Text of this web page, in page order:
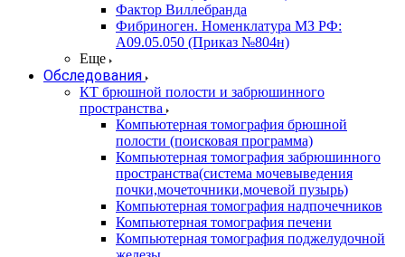
Фактор Виллебранда
Фибриноген. Номенклатура МЗ РФ:
A09.05.050 (Приказ №804н)
Еще
Обследования
КТ брюшной полости и забрюшинного
пространства
Компьютерная томография брюшной
полости (поисковая программа)
Компьютерная томография забрюшинного
пространства(система мочевыведения
почки,мочеточники,мочевой пузырь)
Компьютерная томография надпочечников
Компьютерная томография печени
Компьютерная томография поджелудочной